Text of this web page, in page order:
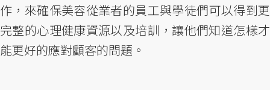
作，來確保美容從業者的員工與學徒們可以得到更
完整的心理健康資源以及培訓，讓他們知道怎樣才
能更好的應對顧客的問題。